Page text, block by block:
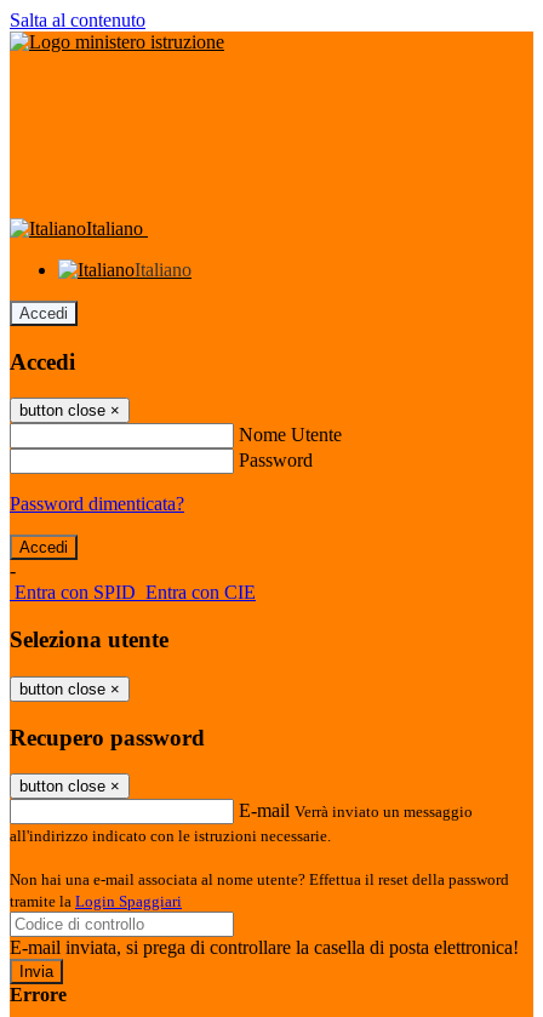
Salta al contenuto
Italiano
Italiano
Accedi
Accedi
button close ×
Nome Utente
Password
Password dimenticata?
-
Entra con SPID Entra con CIE
Seleziona utente
button close ×
Recupero password
button close ×
E-mail Verrà inviato un messaggio
all'indirizzo indicato con le istruzioni necessarie.
Non hai una e-mail associata al nome utente? Effettua il reset della password
tramite la Login Spaggiari
E-mail inviata, si prega di controllare la casella di posta elettronica!
Errore